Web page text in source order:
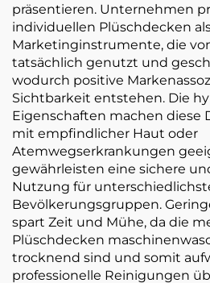
präsentieren. Unternehmen
individuellen Plüschdecken
Marketinginstrumente, die
tatsächlich genutzt und
wodurch positive
Sichtbarkeit entstehen. Die
Eigenschaften machen diese
mit empfindlicher Haut oder
Atemwegserkrankungen
gewährleisten eine sichere
Nutzung für
Bevölkerungsgruppen.
spart Zeit und Mühe, da die
Plüschdecken
trocknend sind und somit
professionelle Reinigungen